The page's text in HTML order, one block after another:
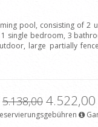
pool, consisting of 2
single bedroom, 3
large partially
5.138,00 4.522,00